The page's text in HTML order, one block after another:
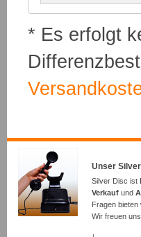
* Es erfolgt
Unser
Silver Disc ist
Verkauf und
Fragen bieten
Wir freuen